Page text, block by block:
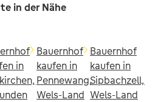
in der Nähe
in
Bauernhof
kaufen in
Pennewang,
Wels-Land
Bauernhof
kaufen in
Sipbachzell,
Wels-Land